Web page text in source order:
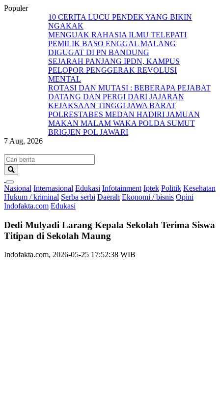
Populer
10 CERITA LUCU PENDEK YANG BIKIN
NGAKAK
MENGUAK RAHASIA ILMU TELEPATI
PEMILIK BASO ENGGAL MALANG
DIGUGAT DI PN BANDUNG
SEJARAH PANJANG IPDN, KAMPUS
PELOPOR PENGGERAK REVOLUSI
MENTAL
ROTASI DAN MUTASI : BEBERAPA PEJABAT
DATANG DAN PERGI DARI JAJARAN
KEJAKSAAN TINGGI JAWA BARAT
POLRESTABES MEDAN HADIRI JAMUAN
MAKAN MALAM WAKA POLDA SUMUT
BRIGJEN POL JAWARI
7 Aug, 2026
Nasional Internasional Edukasi Infotainment Iptek Politik Kesehatan
Hukum / kriminal Serba serbi Daerah Ekonomi / bisnis Opini
Indofakta.com Edukasi
Dedi Mulyadi Larang Kepala Sekolah Terima Siswa
Titipan di Sekolah Maung
Indofakta.com, 2026-05-25 17:52:38 WIB